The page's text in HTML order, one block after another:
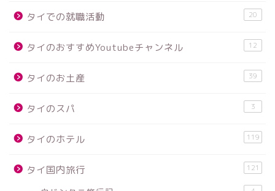
タイでの就職活動 20
タイのおすすめYoutubeチャンネル 12
タイのお土産 39
タイのスパ 3
タイのホテル 119
タイ国内旅行 121